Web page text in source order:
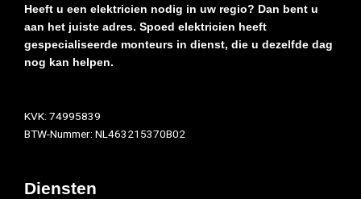
Heeft u een elektricien nodig in uw regio? Dan bent u
aan het juiste adres. Spoed elektricien heeft
gespecialiseerde monteurs in dienst, die u dezelfde dag
nog kan helpen.
KVK: 74995839
BTW-Nummer: NL463215370B02
Diensten